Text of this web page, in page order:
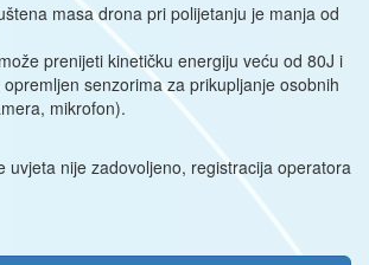
masa drona pri polijetanju je manja od
prenijeti kinetičku energiju veću od 80J i
senzorima za prikupljanje osobnih
mikrofon).
uvjeta nije zadovoljeno, registracija operatora